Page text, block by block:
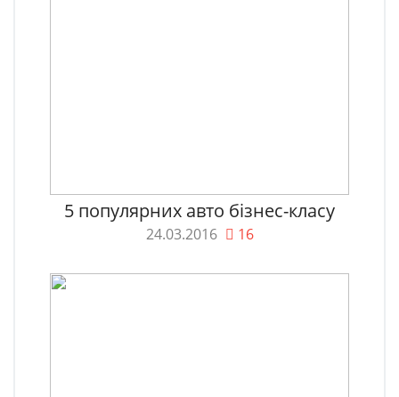
5 популярних авто бізнес-класу
24.03.2016 16